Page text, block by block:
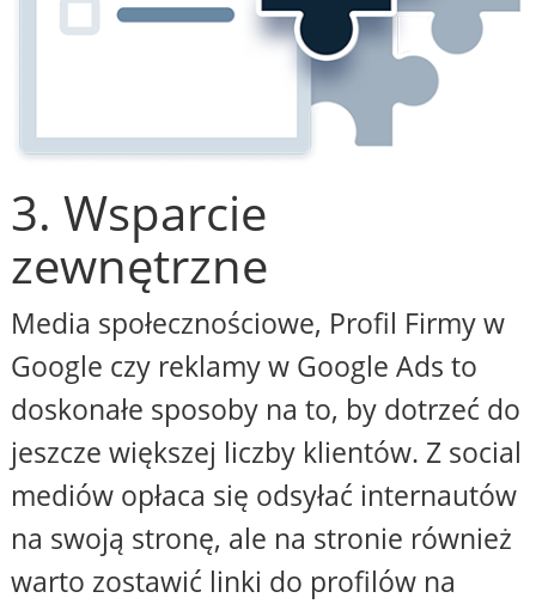
3. Wsparcie
zewnętrzne
Media społecznościowe, Profil Firmy w
Google czy reklamy w Google Ads to
doskonałe sposoby na to, by dotrzeć do
jeszcze większej liczby klientów. Z social
mediów opłaca się odsyłać internautów
na swoją stronę, ale na stronie również
warto zostawić linki do profilów na